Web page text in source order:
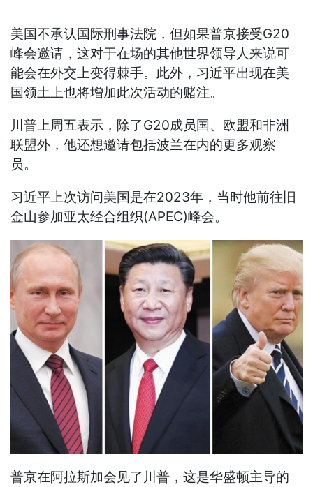
美国不承认国际刑事法院，但如果普京接受G20
峰会邀请，这对于在场的其他世界领导人来说可
能会在外交上变得棘手。此外，习近平出现在美
国领土上也将增加此次活动的赌注。
川普上周五表示，除了G20成员国、欧盟和非洲
联盟外，他还想邀请包括波兰在内的更多观察
员。
习近平上次访问美国是在2023年，当时他前往旧
金山参加亚太经合组织(APEC)峰会。
普京在阿拉斯加会见了川普，这是华盛顿主导的